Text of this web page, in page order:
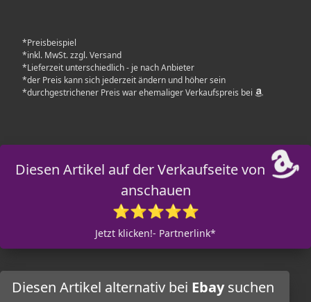
*Preisbeispiel
*inkl. MwSt. zzgl. Versand
*Lieferzeit unterschiedlich - je nach Anbieter
*der Preis kann sich jederzeit ändern und höher sein
*durchgestrichener Preis war ehemaliger Verkaufspreis bei
Diesen Artikel auf der Verkaufseite von
anschauen
⭐⭐⭐⭐⭐
Jetzt klicken!- Partnerlink*
Diesen Artikel alternativ bei Ebaysuchen